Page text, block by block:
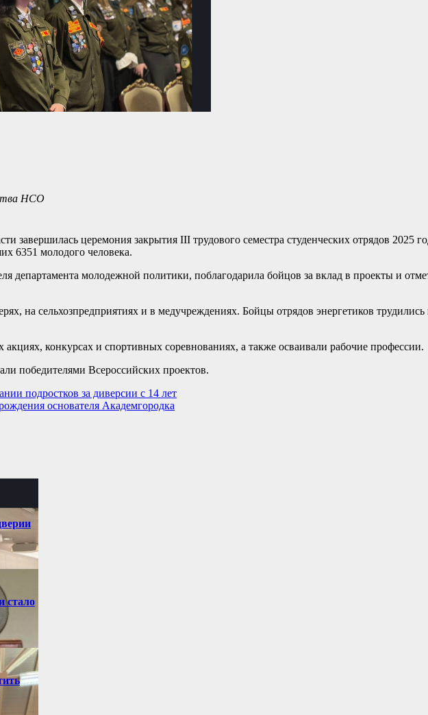
НСО
завершилась церемония закрытия III трудового семестра студенческих отрядов 2025
6351 молодого человека.
департамента молодежной политики, поблагодарила бойцов за вклад в проекты и
на сельхозпредприятиях и в медучреждениях. Бойцы отрядов энергетиков
акциях, конкурсах и спортивных соревнованиях, а также осваивали рабочие профессии.
победителями Всероссийских проектов.
подростков за диверсии с 14 лет
основателя Академгородка
стало